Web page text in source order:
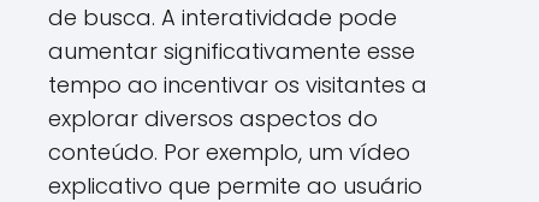
de busca. A interatividade pode
aumentar significativamente esse
tempo ao incentivar os visitantes a
explorar diversos aspectos do
conteúdo. Por exemplo, um vídeo
explicativo que permite ao usuário